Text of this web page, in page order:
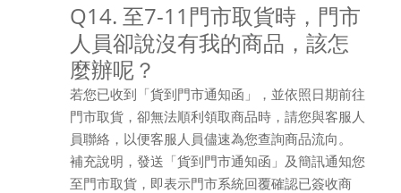
Q14. 至7-11門市取貨時，門市
人員卻說沒有我的商品，該怎
麼辦呢？
若您已收到「貨到門市通知函」，並依照日期前往
門市取貨，卻無法順利領取商品時，請您與客服人
員聯絡，以便客服人員儘速為您查詢商品流向。
補充說明，發送「貨到門市通知函」及簡訊通知您
至門市取貨，即表示門市系統回覆確認已簽收商